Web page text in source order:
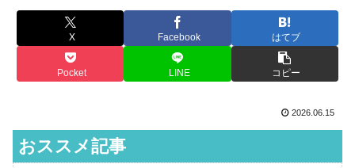
X Facebook はてブ
Pocket LINE コピー
2026.06.15
おススメ記事